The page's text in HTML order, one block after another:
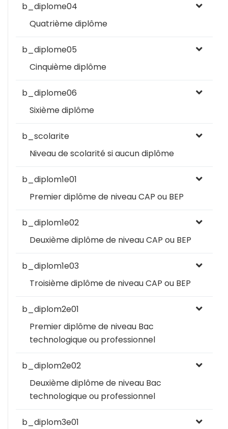
b_diplome04
Quatrième diplôme
b_diplome05
Cinquième diplôme
b_diplome06
Sixième diplôme
b_scolarite
Niveau de scolarité si aucun diplôme
b_diplom1e01
Premier diplôme de niveau CAP ou BEP
b_diplom1e02
Deuxième diplôme de niveau CAP ou BEP
b_diplom1e03
Troisième diplôme de niveau CAP ou BEP
b_diplom2e01
Premier diplôme de niveau Bac
technologique ou professionnel
b_diplom2e02
Deuxième diplôme de niveau Bac
technologique ou professionnel
b_diplom3e01